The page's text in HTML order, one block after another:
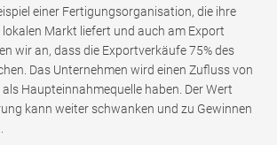
einer Fertigungsorganisation, die ihre
Markt liefert und auch am Export
wir an, dass die Exportverkäufe 75% des
Das Unternehmen wird einen Zufluss von
Haupteinnahmequelle haben. Der Wert
kann weiter schwanken und zu Gewinnen